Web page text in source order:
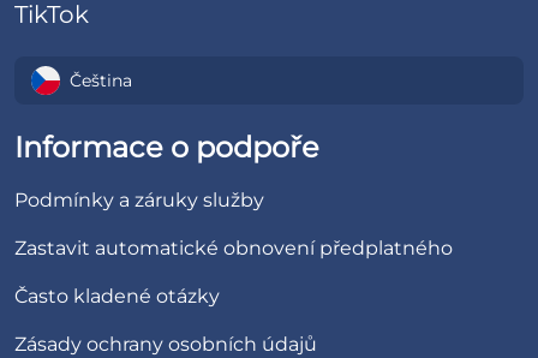
TikTok
Čeština
Informace o podpoře
Podmínky a záruky služby
Zastavit automatické obnovení předplatného
Často kladené otázky
Zásady ochrany osobních údajů